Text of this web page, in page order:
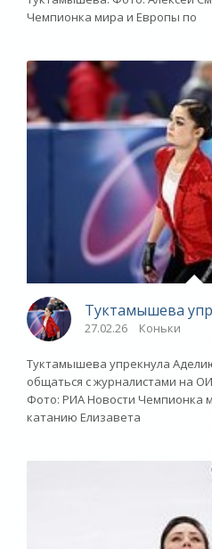
Чемпионка мира и Европы по
Туктамышева
27.02.26 Коньки
Туктамышева упрекнула
общаться с журналистами на
Фото: РИА Новости Чемпионка
катанию Елизавета